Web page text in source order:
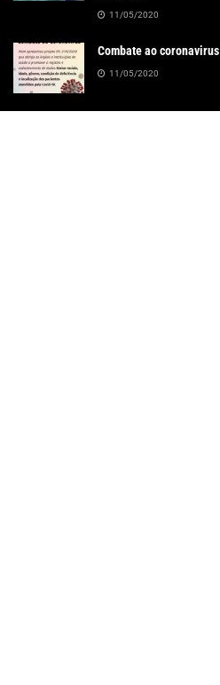
11/05/2020
Combate ao coronavirus
11/05/2020